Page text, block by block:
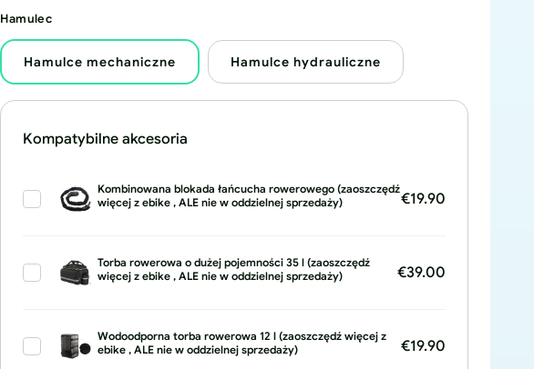
Green
Hamulec
Hamulce mechaniczne Hamulce hydrauliczne
Kompatybilne akcesoria
Kombinowana blokada łańcucha rowerowego (zaoszczędź
więcej z ebike , ALE nie w oddzielnej sprzedaży)
€19.90
Torba rowerowa o dużej pojemności 35 l (zaoszczędź
więcej z ebike , ALE nie w oddzielnej sprzedaży)
€39.00
Wodoodporna torba rowerowa 12 l (zaoszczędź więcej z
ebike , ALE nie w oddzielnej sprzedaży)
€19.90